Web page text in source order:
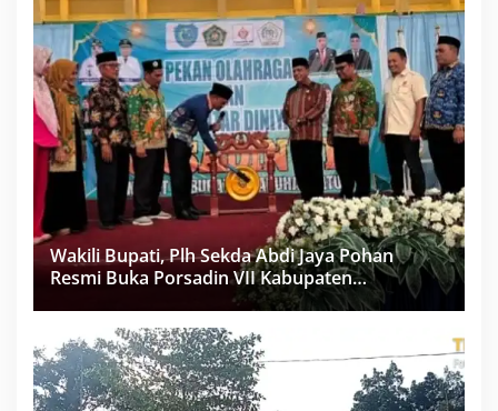
Wakili Bupati, Plh Sekda Abdi Jaya Pohan
Resmi Buka Porsadin VII Kabupaten